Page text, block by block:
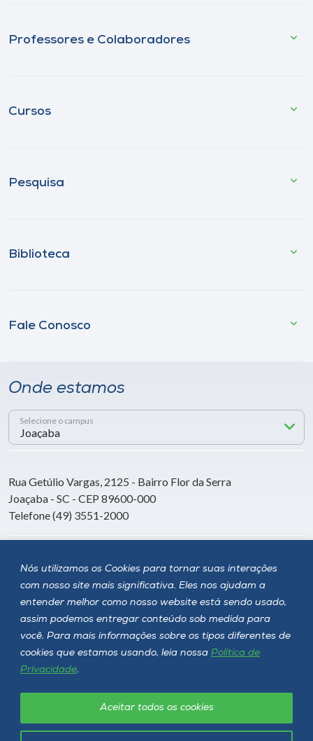
Nós utilizamos os Cookies para tornar suas interações
com nosso site mais significativa. Eles nos ajudam a
entender melhor como nosso website está sendo usado,
assim podemos entregar conteúdo sob medida para
você. Para mais informações sobre os tipos diferentes de
cookies que estamos usando, leia nossa Política de
Privacidade.
Aceitar todos os cookies
Professores e Colaboradores
Cursos
Pesquisa
Biblioteca
Fale Conosco
Onde estamos
Selecione o campus
Rua Getúlio Vargas, 2125 - Bairro Flor da Serra
Joaçaba - SC - CEP 89600-000
Telefone (49) 3551-2000
Siga a Unoesc
Política de privacidade LGPD